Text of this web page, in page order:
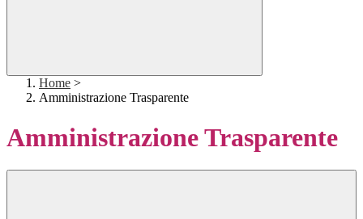
Home >
Amministrazione Trasparente
Amministrazione Trasparente